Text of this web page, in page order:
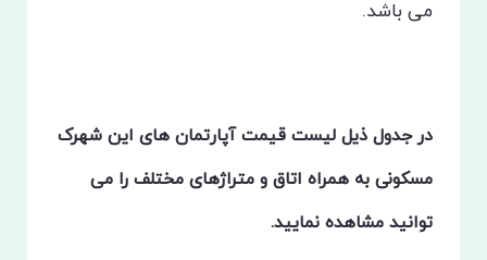
می باشد.
در جدول ذیل لیست قیمت آپارتمان های این شهرک
مسکونی به همراه اتاق و متراژهای مختلف را می
توانید مشاهده نمایید.